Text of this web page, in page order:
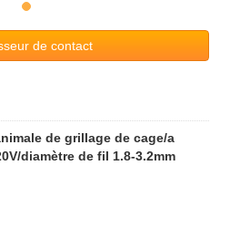
de contact
de grillage de cage/a
diamètre de fil 1.8-3.2mm